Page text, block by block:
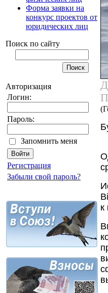
Форма заявки на
конкурс проектов от
юридических лиц
Поиск по сайту
Авторизация
Логин:
Пароль:
Запомнить меня
Регистрация
Забыли свой пароль?
к